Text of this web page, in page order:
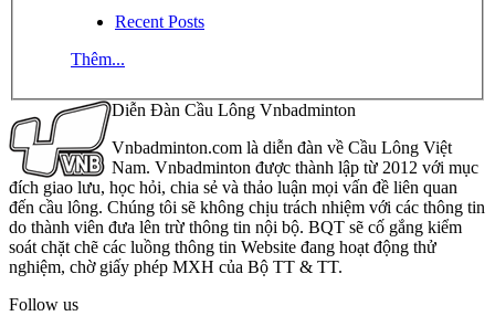
Recent Posts
Thêm...
Diễn Đàn Cầu Lông Vnbadminton
Vnbadminton.com là diễn đàn về Cầu Lông Việt
Nam. Vnbadminton được thành lập từ 2012 với mục
đích giao lưu, học hỏi, chia sẻ và thảo luận mọi vấn đề liên quan
đến cầu lông. Chúng tôi sẽ không chịu trách nhiệm với các thông tin
do thành viên đưa lên trừ thông tin nội bộ. BQT sẽ cố gắng kiểm
soát chặt chẽ các luồng thông tin Website đang hoạt động thử
nghiệm, chờ giấy phép MXH của Bộ TT & TT.
Follow us